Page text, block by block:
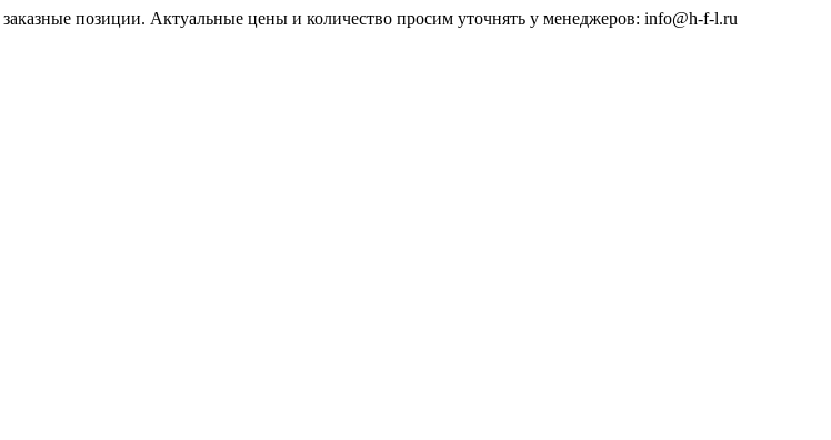
позиции. Актуальные цены и количество просим уточнять у менеджеров: info@h-f-l.ru